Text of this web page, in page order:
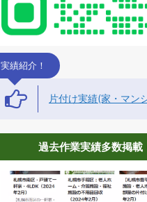
実績紹介！
片付け実績(家・マン
過去作業実績多数掲載